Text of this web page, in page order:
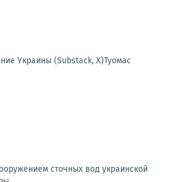
Украины (Substack, X)Туомас
сточных вод украинской